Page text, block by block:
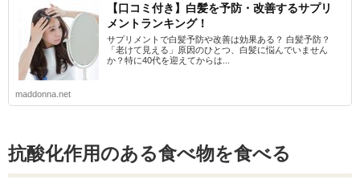
【口コミ付き】白髪を予防・改善するサプリ
メントランキング！
サプリメントで白髪予防や改善は効果ある？ 白髪予防？
「老けて見える」原因のひとつ、白髪に悩んでいません
か？特に40代を迎えてからは...
maddonna.net
抗酸化作用のある食べ物を食べる